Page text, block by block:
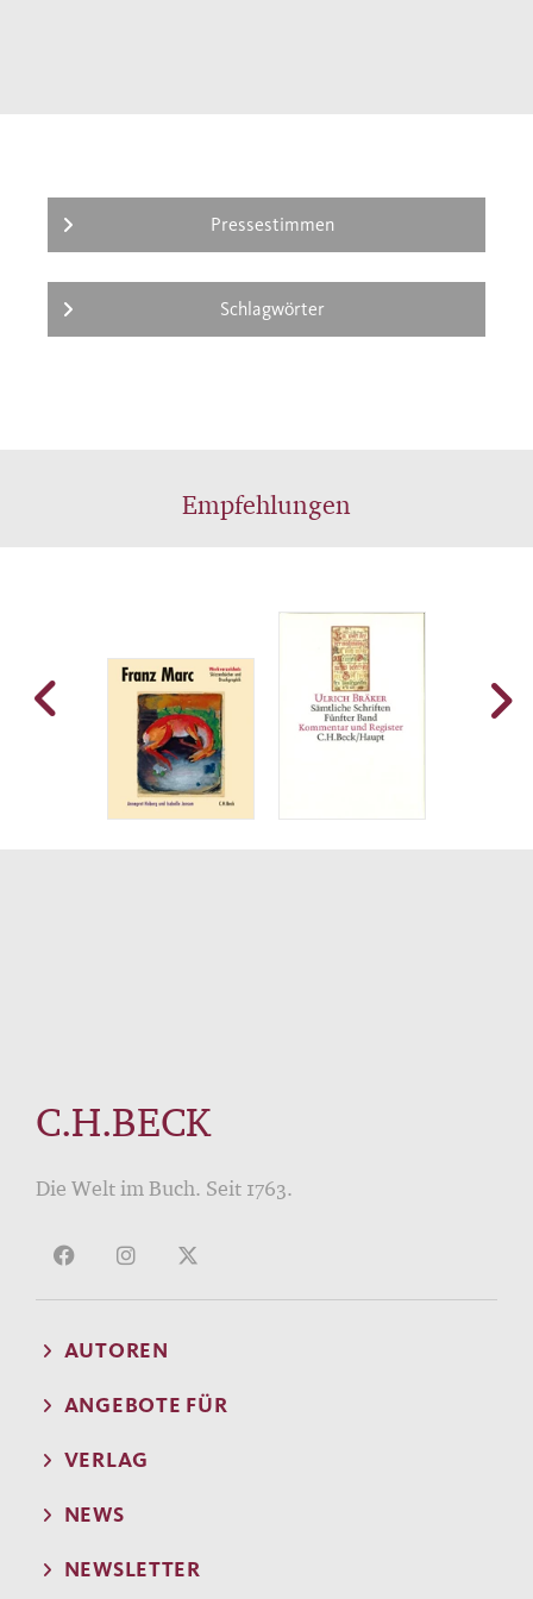
Mohammed-Biographie auf dem neuesten
Forschungsstand vor.
“Hans Jansen legt die Fakten in kristallklarer
Pressestimmen
Schlagwörter
Empfehlungen
C.H.BECK
Die Welt im Buch. Seit 1763.
AUTOREN
ANGEBOTE FÜR
VERLAG
NEWS
NEWSLETTER